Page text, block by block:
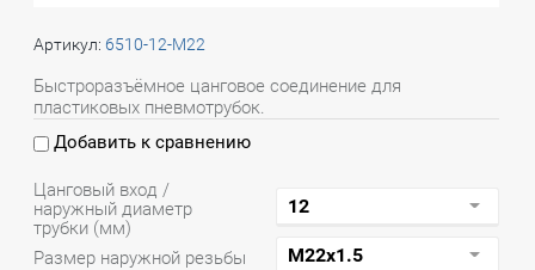
Артикул: 6510-12-M22
Быстроразъёмное цанговое соединение для
пластиковых пневмотрубок.
Добавить к сравнению
Цанговый вход /
наружный диаметр
трубки (мм)
Размер наружной резьбы